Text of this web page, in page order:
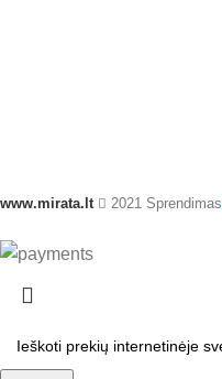
www.mirata.lt 2021 Sprendimas